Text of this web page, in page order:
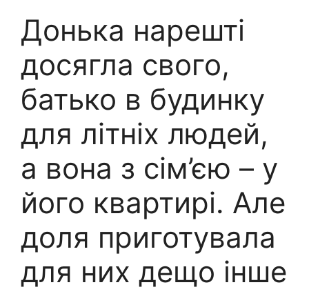
Донька нарешті
досягла свого,
батько в будинку
для літніх людей,
а вона з сім’єю – у
його квартирі. Але
доля приготувала
для них дещо інше